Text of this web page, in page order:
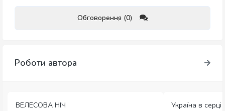
Обговорення (0)
Роботи автора
ВЕЛЕСОВА НІЧ Україна в серці